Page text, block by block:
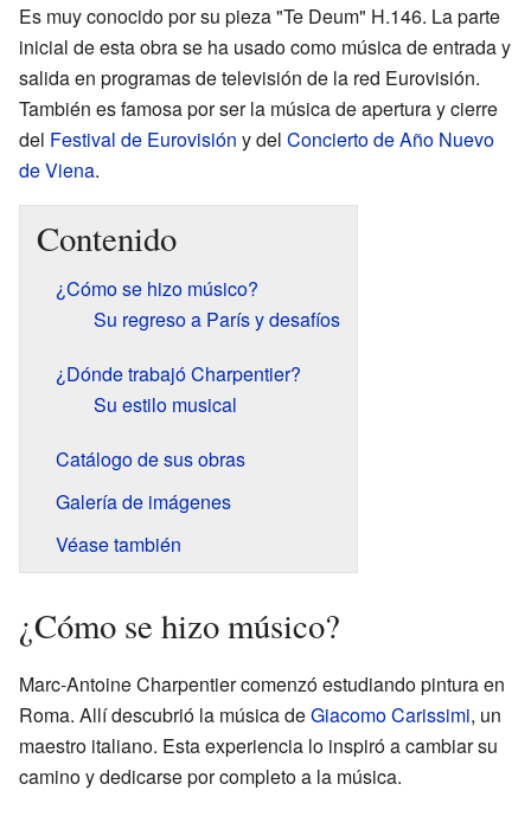
Es muy conocido por su pieza "Te Deum" H.146. La parte
inicial de esta obra se ha usado como música de entrada y
salida en programas de televisión de la red Eurovisión.
También es famosa por ser la música de apertura y cierre
del Festival de Eurovisión y del Concierto de Año Nuevo
de Viena.
Contenido
¿Cómo se hizo músico?
Su regreso a París y desafíos
¿Dónde trabajó Charpentier?
Su estilo musical
Catálogo de sus obras
Galería de imágenes
Véase también
¿Cómo se hizo músico?
Marc-Antoine Charpentier comenzó estudiando pintura en
Roma. Allí descubrió la música deGiacomo Carissimi, un
maestro italiano. Esta experiencia lo inspiró a cambiar su
camino y dedicarse por completo a la música.